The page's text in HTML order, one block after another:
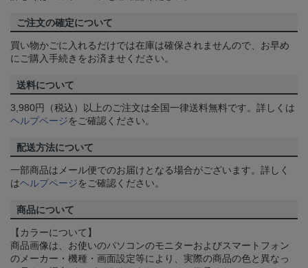
ご注文の確定について
買い物かごに入れるだけでは在庫は確保されませんので、お早め
にご購入手続きをお済ませください。
送料について
3,980円（税込）以上のご注文は全国一律送料無料です。詳しくは
ヘルプページをご確認ください。
配送方法について
一部商品はメール便でのお届けとなる場合がございます。詳しく
はヘルプページをご確認ください。
商品について
【カラーについて】
商品画像は、お使いのパソコンのモニターおよびスマートフォン
のメーカー・機種・画面設定等により、実際の商品の色と異なっ